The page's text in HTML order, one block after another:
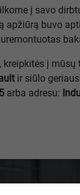
į savo
buvo
į
ir siūlo
arba adresu: